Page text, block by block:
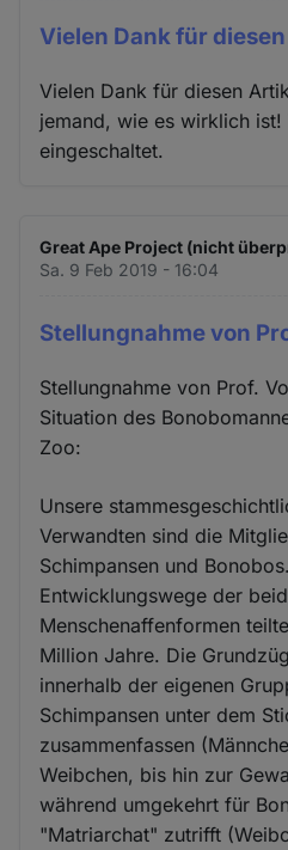
Vielen Dank für diesen
Vielen Dank für diesen
jemand, wie es wirklich
eingeschaltet.
Great Ape Project (nicht
Sa. 9 Feb 2019 - 16:04
Stellungnahme von
Stellungnahme von Prof.
Situation des
Zoo:
Unsere
Verwandten sind die
Schimpansen und
Entwicklungswege der
Menschenaffenformen
Million Jahre. Die
innerhalb der eigenen
Schimpansen unter dem
zusammenfassen
Weibchen, bis hin zur
während umgekehrt für
"Matriarchat" zutrifft